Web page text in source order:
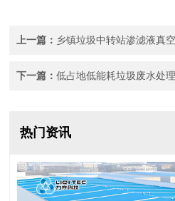
上一篇： 乡镇垃圾中转站渗滤液真
下一篇：低占地低能耗垃圾废水处
热门资讯